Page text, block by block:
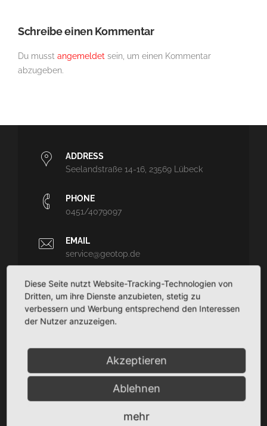
Schreibe einen Kommentar
Du musst angemeldet sein, um einen Kommentar
abzugeben.
ADDRESS
Seelandstraße 14-16, 23569 Lübeck
PHONE
0451/4079097
EMAIL
service@geotop.de
GEOTOP
Planungssupport - Dokumentation
TaCSy/MaUSy/GolfMan: Technisches
Liegenschaftsmanagement
Diese Seite nutzt Website-Tracking-Technologien von
Dritten, um ihre Dienste anzubieten, stetig zu
verbessern und Werbung entsprechend den Interessen
der Nutzer anzuzeigen.
Akzeptieren
Ablehnen
mehr